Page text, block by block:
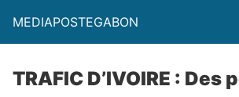
MEDIAPOSTEGABON
TRAFIC D’IVOIRE : Des